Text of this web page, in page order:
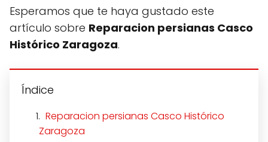
Esperamos que te haya gustado este
artículo sobre Reparacion persianas Casco
Histórico Zaragoza.
Índice
Reparacion persianas Casco Histórico
Zaragoza